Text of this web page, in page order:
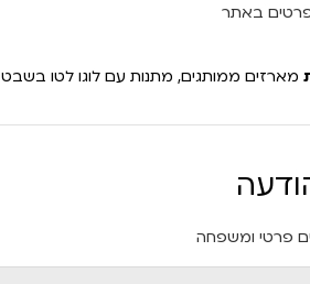
באתר
מארזים ממותגים, מתנות עם לוגו לטו בשבט
פרטי ומשפחה